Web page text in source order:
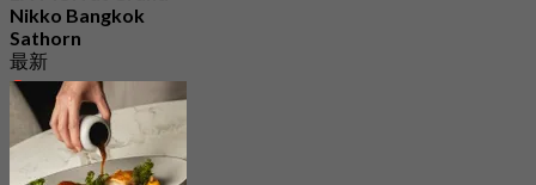
Nikko Bangkok
Sathorn
最新
5.0
起฿ 1,120